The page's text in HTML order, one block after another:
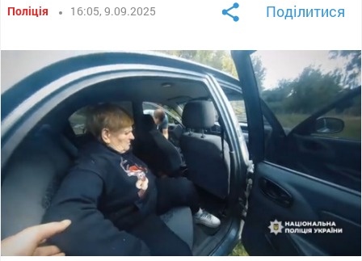
Поліція 16:05, 9.09.2025 Поділитися